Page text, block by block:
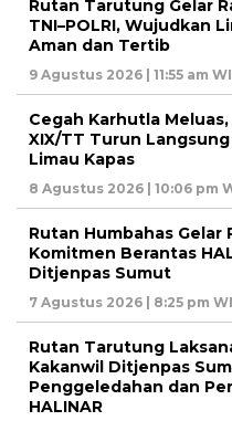
Rutan Tarutung Gelar
TNI–POLRI, Wujudkan
Aman dan Tertib
9 Agustus 2026 | 11:55 am
Cegah Karhutla
XIX/TT Turun
Limau Kapas
8 Agustus 2026 | 10:06 pm
Rutan Humbahas
Komitmen Berantas
Ditjenpas Sumut
7 Agustus 2026 | 8:25 pm
Rutan Tarutung
Kakanwil Ditjenpas
Penggeledahan dan
HALINAR